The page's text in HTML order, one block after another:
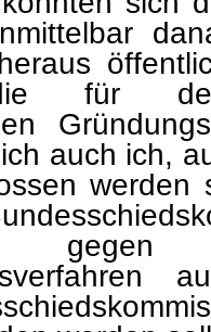
die für
auch ich,
werden